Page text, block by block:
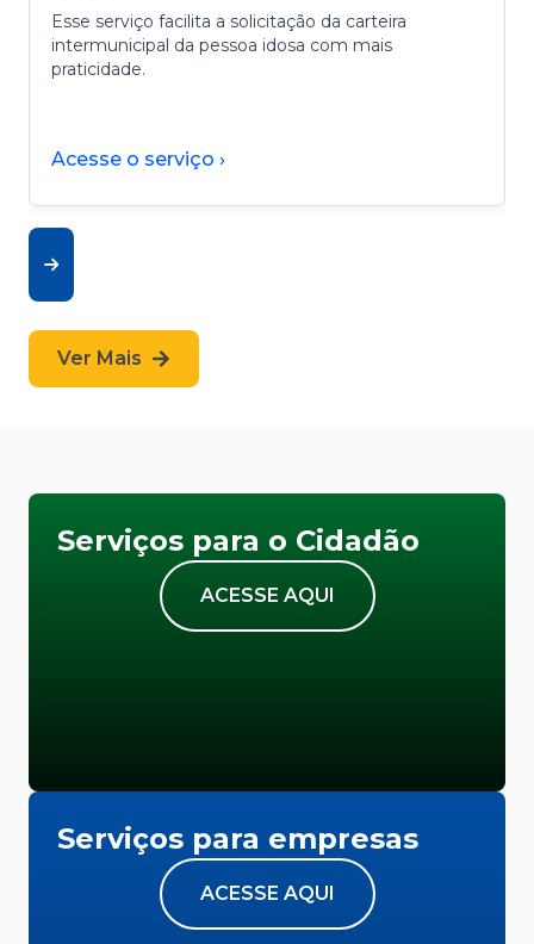
Esse serviço facilita a solicitação da carteira
intermunicipal da pessoa idosa com mais
praticidade.
Acesse o serviço ›
Ver Mais
Serviços para o Cidadão
ACESSE AQUI
Serviços para empresas
ACESSE AQUI